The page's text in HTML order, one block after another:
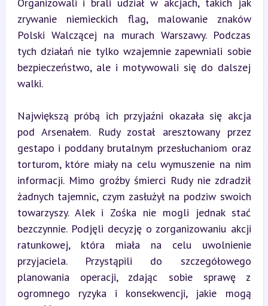
zrywanie niemieckich flag, malowanie znaków
Polski Walczącej na murach Warszawy. Podczas
tych działań nie tylko wzajemnie zapewniali sobie
bezpieczeństwo, ale i motywowali się do dalszej
walki.
Największą próbą ich przyjaźni okazała się akcja
pod Arsenałem. Rudy został aresztowany przez
gestapo i poddany brutalnym przesłuchaniom oraz
torturom, które miały na celu wymuszenie na nim
informacji. Mimo groźby śmierci Rudy nie zdradził
żadnych tajemnic, czym zasłużył na podziw swoich
towarzyszy. Alek i Zośka nie mogli jednak stać
bezczynnie. Podjęli decyzję o zorganizowaniu akcji
ratunkowej, która miała na celu uwolnienie
przyjaciela. Przystąpili do szczegółowego
planowania operacji, zdając sobie sprawę z
ogromnego ryzyka i konsekwencji, jakie mogą